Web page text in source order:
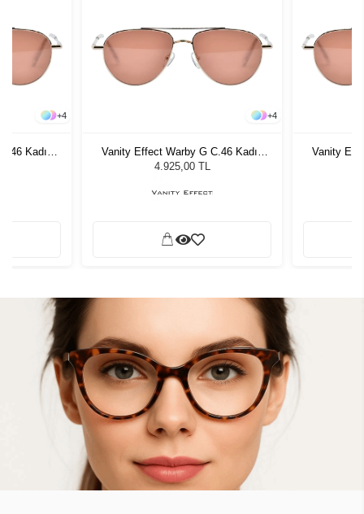
+4
Kadın
+4
Vanity Effect Warby G C.46 Kadın
Güneş Gözlüğü
4.925,00 TL
Vanity